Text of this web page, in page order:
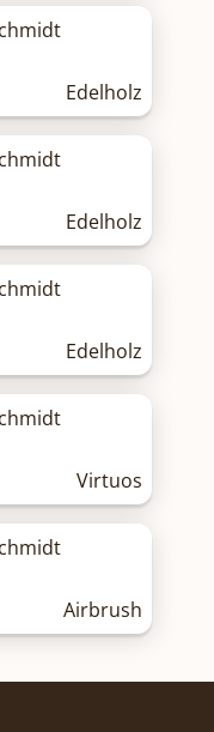
Edelholz
Edelholz
Edelholz
Virtuos
Airbrush